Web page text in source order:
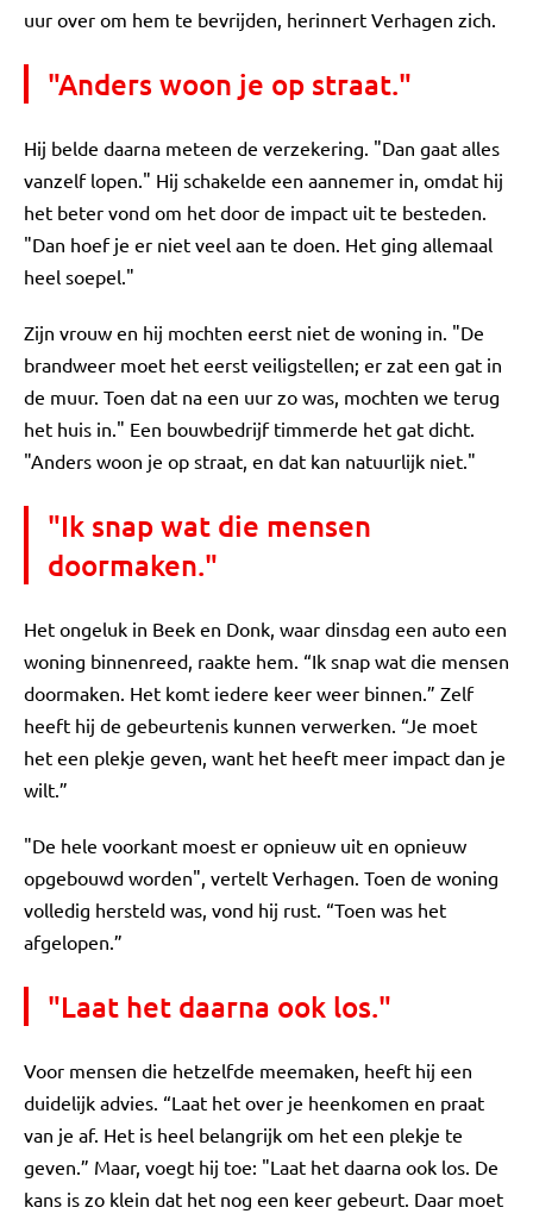
uur over om hem te bevrijden, herinnert Verhagen zich.
"Anders woon je op straat."
Hij belde daarna meteen de verzekering. "Dan gaat alles
vanzelf lopen." Hij schakelde een aannemer in, omdat hij
het beter vond om het door de impact uit te besteden.
"Dan hoef je er niet veel aan te doen. Het ging allemaal
heel soepel."
Zijn vrouw en hij mochten eerst niet de woning in. "De
brandweer moet het eerst veiligstellen; er zat een gat in
de muur. Toen dat na een uur zo was, mochten we terug
het huis in." Een bouwbedrijf timmerde het gat dicht.
"Anders woon je op straat, en dat kan natuurlijk niet."
"Ik snap wat die mensen
doormaken."
Het ongeluk in Beek en Donk, waar dinsdag een auto een
woning binnenreed, raakte hem. “Ik snap wat die mensen
doormaken. Het komt iedere keer weer binnen.” Zelf
heeft hij de gebeurtenis kunnen verwerken. “Je moet
het een plekje geven, want het heeft meer impact dan je
wilt.”
"De hele voorkant moest er opnieuw uit en opnieuw
opgebouwd worden", vertelt Verhagen. Toen de woning
volledig hersteld was, vond hij rust. “Toen was het
afgelopen.”
"Laat het daarna ook los."
Voor mensen die hetzelfde meemaken, heeft hij een
duidelijk advies. “Laat het over je heenkomen en praat
van je af. Het is heel belangrijk om het een plekje te
geven.” Maar, voegt hij toe: "Laat het daarna ook los. De
kans is zo klein dat het nog een keer gebeurt. Daar moet